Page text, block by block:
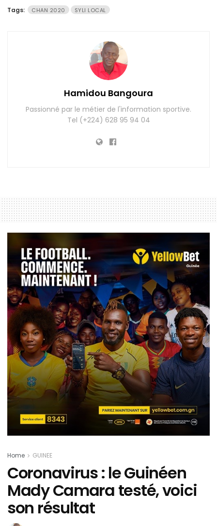
Tags: CHAN 2020 SYLI LOCAL
Hamidou Bangoura
Passionné par le métier de l'information sportive.
Tel (+224) 628 95 94 04
Home GUINEE
Coronavirus : le Guinéen
Mady Camara testé, voici
son résultat